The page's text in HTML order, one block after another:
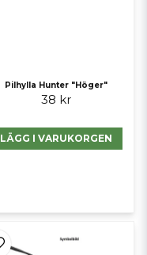
Pilhylla Hunter "Höger"
38 kr
LÄGG I VARUKORGEN